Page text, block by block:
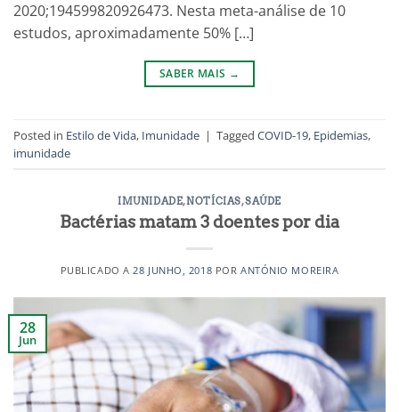
2020;194599820926473. Nesta meta-análise de 10
estudos, aproximadamente 50% […]
SABER MAIS →
Posted in Estilo de Vida, Imunidade | Tagged COVID-19, Epidemias,
imunidade
IMUNIDADE,NOTÍCIAS,SAÚDE
Bactérias matam 3 doentes por dia
PUBLICADO A28 JUNHO, 2018 POR ANTÓNIO MOREIRA
28
Jun